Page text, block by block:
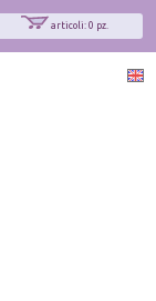
articoli: 0 pz.